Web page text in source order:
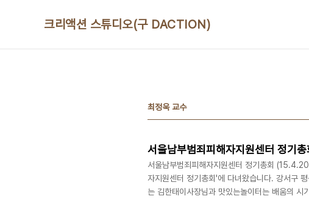
크리액션 스튜디오(구 DACTION)
최정욱 교수
서울남부범죄피해자지원센터 정기
서울남부범죄피해자지원센터 정기총회
자지원센터 정기총회'에 다녀왔습니다. 강서구
는 김한태이사장님과 맛있는놀이터는 배움의 시